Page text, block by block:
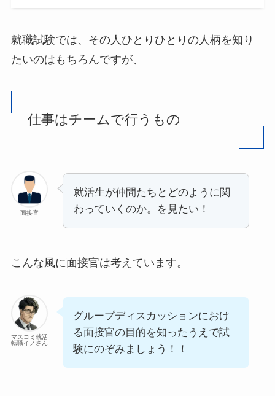
就職試験では、その人ひとりひとりの人柄を知り
たいのはもちろんですが、
仕事はチームで行うもの
面接官
就活生が仲間たちとどのように関
わっていくのか。を見たい！
こんな風に面接官は考えています。
マスコミ就活
転職イノさん
グループディスカッションにおけ
る面接官の目的を知ったうえで試
験にのぞみましょう！！